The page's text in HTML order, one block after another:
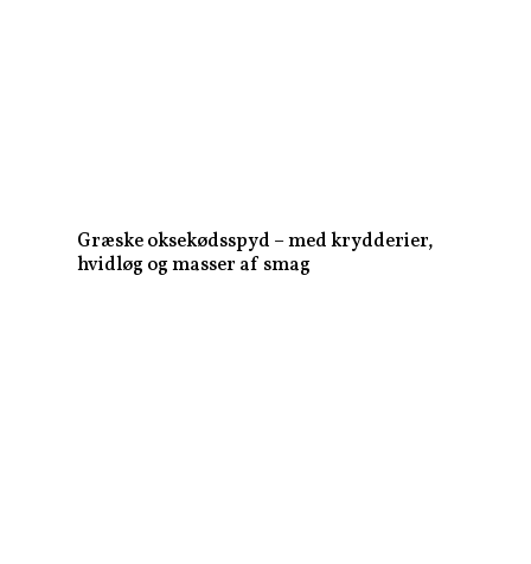
Græske oksekødsspyd – med krydderier,
hvidløg og masser af smag